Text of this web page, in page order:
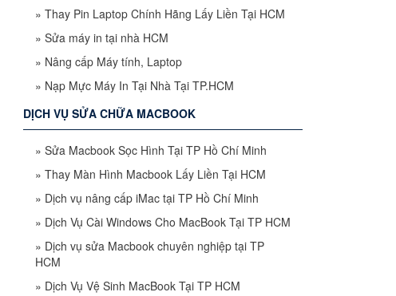
» Thay Pin Laptop Chính Hãng Lấy Liền Tại HCM
» Sửa máy in tại nhà HCM
» Nâng cấp Máy tính, Laptop
» Nạp Mực Máy In Tại Nhà Tại TP.HCM
DỊCH VỤ SỬA CHỮA MACBOOK
» Sửa Macbook Sọc Hình Tại TP Hồ Chí Minh
» Thay Màn Hình Macbook Lấy Liền Tại HCM
» Dịch vụ nâng cấp iMac tại TP Hồ Chí Minh
» Dịch Vụ Cài Windows Cho MacBook Tại TP HCM
» Dịch vụ sửa Macbook chuyên nghiệp tại TP
HCM
» Dịch Vụ Vệ Sinh MacBook Tại TP HCM